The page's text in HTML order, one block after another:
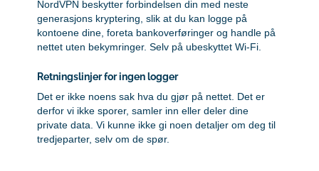
NordVPN beskytter forbindelsen din med neste
generasjons kryptering, slik at du kan logge på
kontoene dine, foreta bankoverføringer og handle på
nettet uten bekymringer. Selv på ubeskyttet Wi-Fi.
Retningslinjer for ingen logger
Det er ikke noens sak hva du gjør på nettet. Det er
derfor vi ikke sporer, samler inn eller deler dine
private data. Vi kunne ikke gi noen detaljer om deg til
tredjeparter, selv om de spør.